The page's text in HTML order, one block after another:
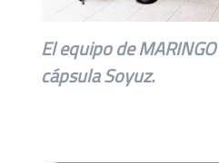
El equipo de
cápsula Soyuz.